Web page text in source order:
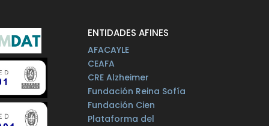
ENTIDADES AFINES
AFACAYLE
CEAFA
CRE Alzheimer
Fundación Reina Sofía
Fundación Cien
Plataforma del